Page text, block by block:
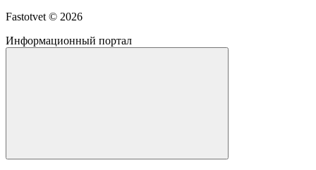
Fastotvet © 2026
Информационный портал